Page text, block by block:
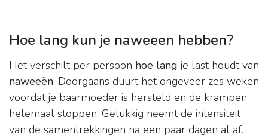
Hoe lang kun je naweeen hebben?
Het verschilt per persoon hoe lang je last houdt van
naweeën. Doorgaans duurt het ongeveer zes weken
voordat je baarmoeder is hersteld en de krampen
helemaal stoppen. Gelukkig neemt de intensiteit
van de samentrekkingen na een paar dagen al af.